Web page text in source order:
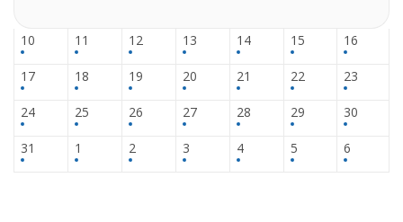
10 11 12 13 14 15 16
17 18 19 20 21 22 23
24 25 26 27 28 29 30
31 1 2 3 4 5 6